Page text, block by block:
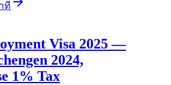
ที
Visa 2025 —
2024,
1% Tax